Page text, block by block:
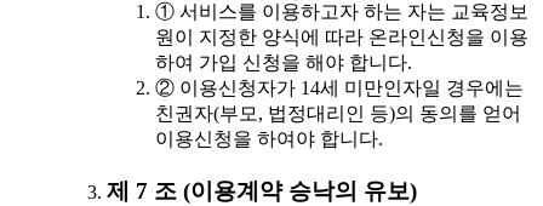
① 서비스를 이용하고자 하는 자는 교육정보
원이 지정한 양식에 따라 온라인신청을 이용
하여 가입 신청을 해야 합니다.
② 이용신청자가 14세 미만인자일 경우에는
친권자(부모, 법정대리인 등)의 동의를 얻어
이용신청을 하여야 합니다.
제 7 조 (이용계약 승낙의 유보)